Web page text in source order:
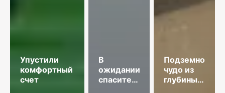
Упустили
комфортный
счет
В
ожидании
спасительного
Подземное
чудо из
глубины